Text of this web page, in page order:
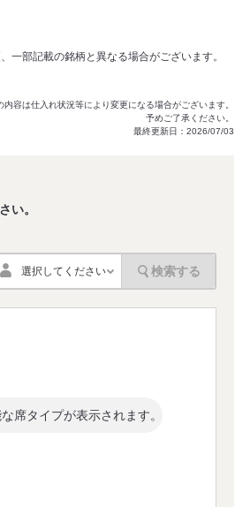
部記載の銘柄と異なる場合がございます。
容は仕入れ状況等により変更になる場合がございます。
予めご了承ください。
最終更新日：2026/07/03
い。
選択してください 検索する
席タイプが表示されます。